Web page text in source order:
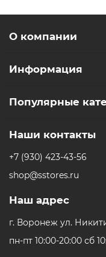
О компании
Информация
Популярные
Наши контакты
+7 (930) 423-43-56
shop@sstores.ru
Наш адрес
г. Воронеж ул.
пн-пт 10:00-20:00 сб